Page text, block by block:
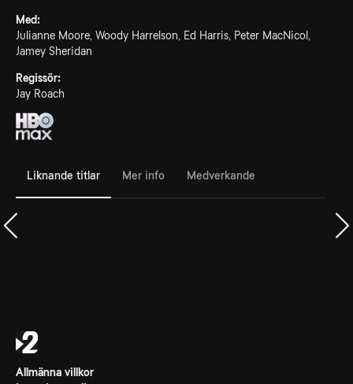
Med:
Julianne Moore, Woody Harrelson, Ed Harris, Peter MacNicol,
Jamey Sheridan
Regissör:
Jay Roach
Liknande titlar Mer info Medverkande
Allmänna villkor